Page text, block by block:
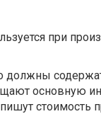
при
должны
основную
стоимость